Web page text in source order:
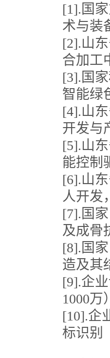
[1].国
术与装
[2].山
合加工
[3].国
智能绿
[4].山
开发与
[5].山
能控制
[6].山
人开发
[7].国
及成骨
[8].国
造及其
[9].企
1000万
[10].企
标识别